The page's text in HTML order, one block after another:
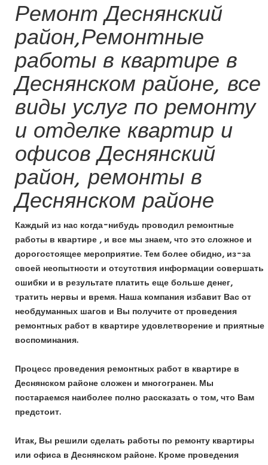
Ремонт Деснянский
район,Ремонтные
работы в квартире в
Деснянском районе, все
виды услуг по ремонту
и отделке квартир и
офисов Деснянский
район, ремонты в
Деснянском районе
Каждый из нас когда-нибудь проводил ремонтные
работы в квартире , и все мы знаем, что это сложное и
дорогостоящее мероприятие. Тем более обидно, из-за
своей неопытности и отсутствия информации совершать
ошибки и в результате платить еще больше денег,
тратить нервы и время. Наша компания избавит Вас от
необдуманных шагов и Вы получите от проведения
ремонтных работ в квартире удовлетворение и приятные
воспоминания.
Процесс проведения ремонтных работ в квартире в
Деснянском районе сложен и многогранен. Мы
постараемся наиболее полно рассказать о том, что Вам
предстоит.
Итак, Вы решили сделать работы по ремонту квартиры
или офиса в Деснянском районе. Кроме проведения